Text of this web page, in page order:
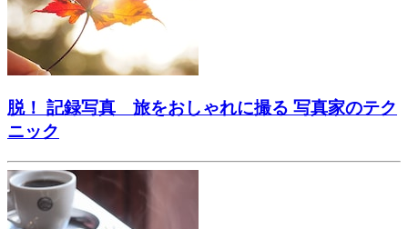
脱！ 記録写真 旅をおしゃれに撮る 写真家のテク
ニック